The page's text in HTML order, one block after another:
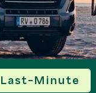
Last-Minute